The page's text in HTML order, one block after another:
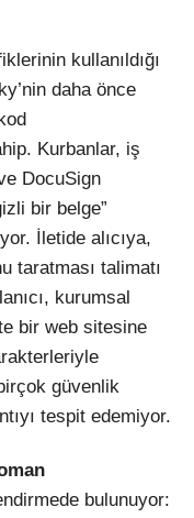
kullanıldığı
daha önce
Kurbanlar, iş
DocuSign
bir belge”
İletide alıcıya,
taratması talimatı
kurumsal
bir web sitesine
güvenlik
tespit edemiyor.
bulunuyor: